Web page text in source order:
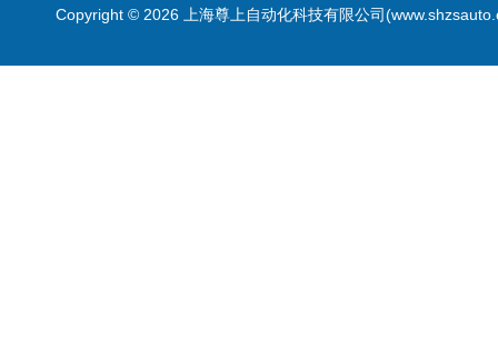
Copyright © 2026 上海尊上自动化科技有限公司